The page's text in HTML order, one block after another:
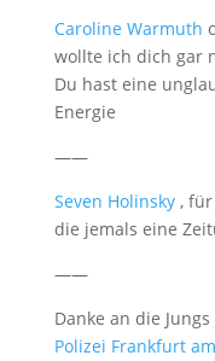
Caroline Warmuth
wollte ich dich gar
Du hast eine
Energie
——
Seven Holinsky, für
die jemals eine
——
Danke an die
Polizei Frankfurt